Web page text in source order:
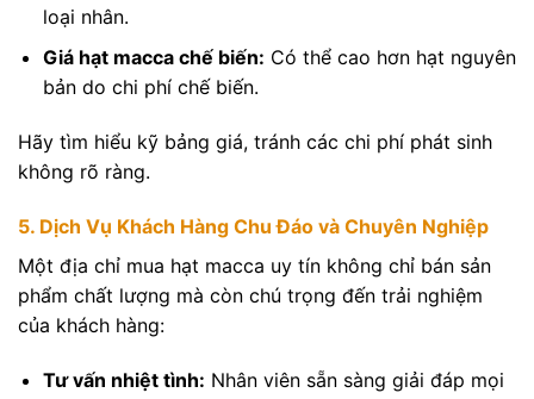
loại nhân.
Giá hạt macca chế biến: Có thể cao hơn hạt nguyên
bản do chi phí chế biến.
Hãy tìm hiểu kỹ bảng giá, tránh các chi phí phát sinh
không rõ ràng.
5. Dịch Vụ Khách Hàng Chu Đáo và Chuyên Nghiệp
Một địa chỉ mua hạt macca uy tín không chỉ bán sản
phẩm chất lượng mà còn chú trọng đến trải nghiệm
của khách hàng:
Tư vấn nhiệt tình: Nhân viên sẵn sàng giải đáp mọi